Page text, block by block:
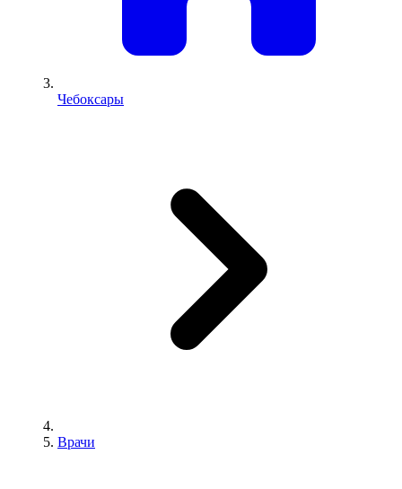
Чебоксары
Врачи